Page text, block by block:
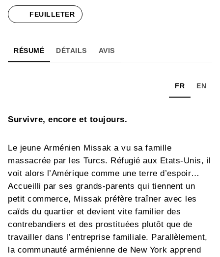
FEUILLETER
RÉSUMÉ DÉTAILS AVIS
FR EN
Survivre, encore et toujours.
Le jeune Arménien Missak a vu sa famille
massacrée par les Turcs. Réfugié aux Etats-Unis, il
voit alors l’Amérique comme une terre d’espoir…
Accueilli par ses grands-parents qui tiennent un
petit commerce, Missak préfère traîner avec les
caïds du quartier et devient vite familier des
contrebandiers et des prostituées plutôt que de
travailler dans l’entreprise familiale. Parallèlement,
la communauté arménienne de New York apprend